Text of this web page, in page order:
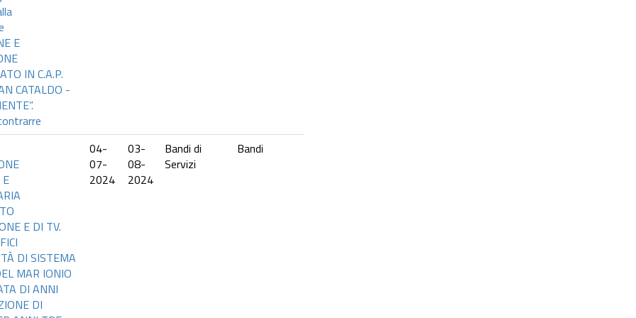
E
IN C.A.P.
CATALDO -
E DI TV.
DI SISTEMA
MAR IONIO
DI ANNI
DI
04-
07-
2024
03-
08-
2024
Bandi di
Servizi
Bandi